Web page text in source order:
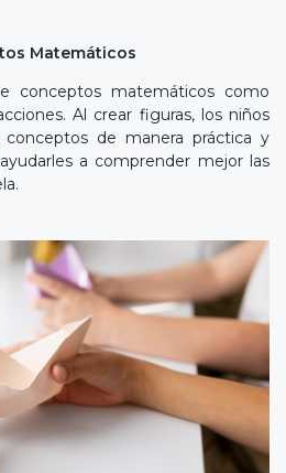
Matemáticos
conceptos matemáticos como
Al crear figuras, los niños
de manera práctica y
a comprender mejor las